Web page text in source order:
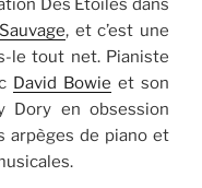
Des Etoiles dans
, et c’est une
le tout net. Pianiste
David Bowie et son
Dory en obsession
arpèges de piano et